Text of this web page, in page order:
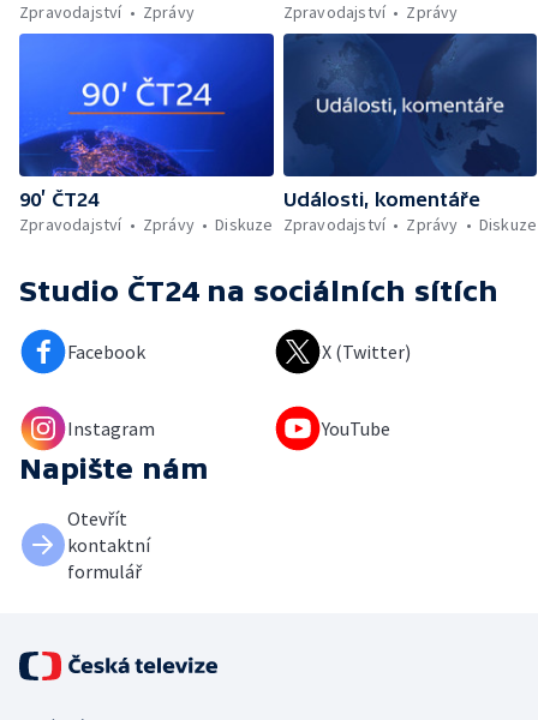
Zpravodajství
Zprávy
Zpravodajství
Zprávy
90’ ČT24
Zpravodajství
Zprávy Diskuze
Události, komentáře
Zpravodajství
Zprávy Diskuze
Studio ČT24 na sociálních sítích
Facebook X (Twitter)
Instagram YouTube
Napište nám
Otevřít
kontaktní
formulář